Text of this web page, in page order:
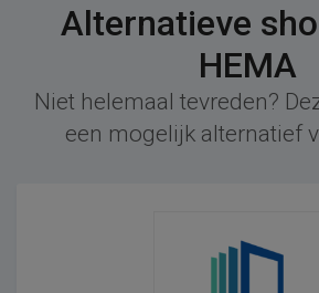
Alternatieve
HEMA
Niet helemaal tevreden?
een mogelijk alternatief